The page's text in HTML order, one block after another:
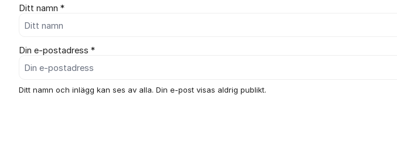
Ditt namn *
Din e-postadress *
Ditt namn och inlägg kan ses av alla. Din e-post visas aldrig publikt.